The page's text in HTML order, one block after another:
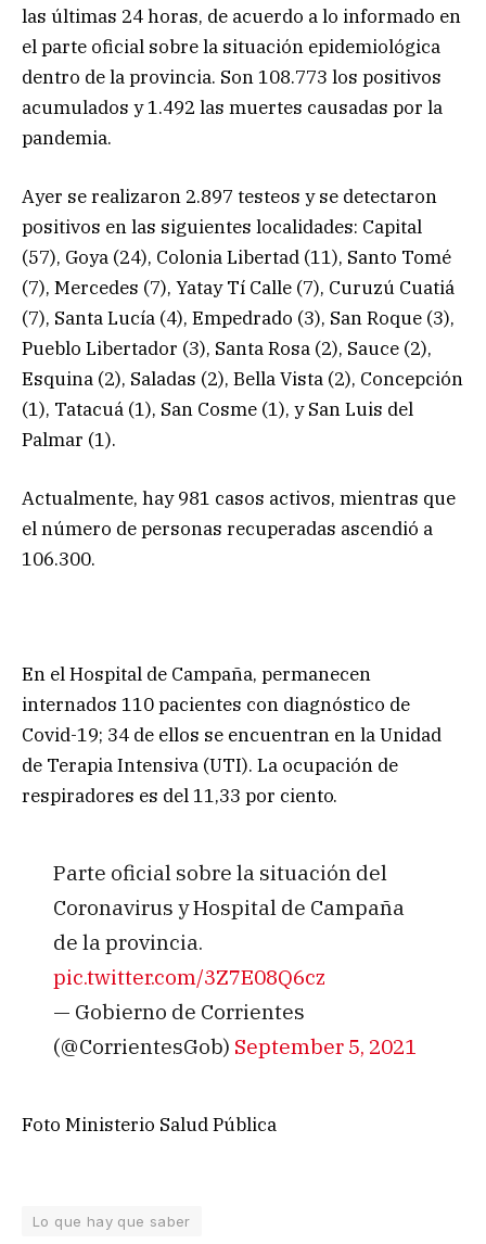
las últimas 24 horas, de acuerdo a lo informado en
el parte oficial sobre la situación epidemiológica
dentro de la provincia. Son 108.773 los positivos
acumulados y 1.492 las muertes causadas por la
pandemia.
Ayer se realizaron 2.897 testeos y se detectaron
positivos en las siguientes localidades: Capital
(57), Goya (24), Colonia Libertad (11), Santo Tomé
(7), Mercedes (7), Yatay Tí Calle (7), Curuzú Cuatiá
(7), Santa Lucía (4), Empedrado (3), San Roque (3),
Pueblo Libertador (3), Santa Rosa (2), Sauce (2),
Esquina (2), Saladas (2), Bella Vista (2), Concepción
(1), Tatacuá (1), San Cosme (1), y San Luis del
Palmar (1).
Actualmente, hay 981 casos activos, mientras que
el número de personas recuperadas ascendió a
106.300.
En el Hospital de Campaña, permanecen
internados 110 pacientes con diagnóstico de
Covid-19; 34 de ellos se encuentran en la Unidad
de Terapia Intensiva (UTI). La ocupación de
respiradores es del 11,33 por ciento.
Parte oficial sobre la situación del
Coronavirus y Hospital de Campaña
de la provincia.
pic.twitter.com/3Z7E08Q6cz
— Gobierno de Corrientes
(@CorrientesGob) September 5, 2021
Foto Ministerio Salud Pública
Lo que hay que saber